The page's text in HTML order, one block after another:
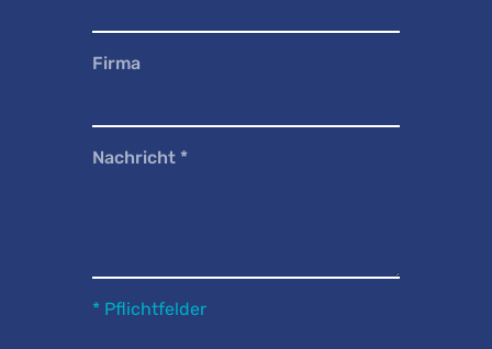
Firma
Nachricht *
* Pflichtfelder